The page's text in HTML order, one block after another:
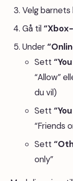
Velg barnets
Gå til
Under
Sett
“Allow”
du vil)
Sett
“Friends
Sett
only”